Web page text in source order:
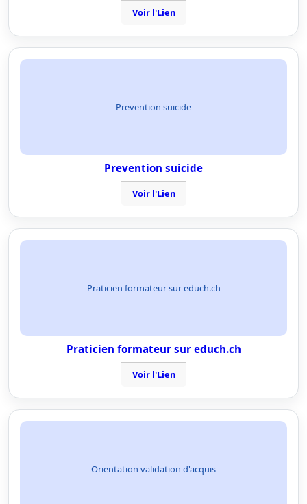
Voir l'Lien
Prevention suicide
Prevention suicide
Voir l'Lien
Praticien formateur sur educh.ch
Praticien formateur sur educh.ch
Voir l'Lien
Orientation validation d'acquis